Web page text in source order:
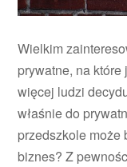
Wielkim
prywatne, na
więcej ludzi
właśnie do
przedszkole może
biznes? Z